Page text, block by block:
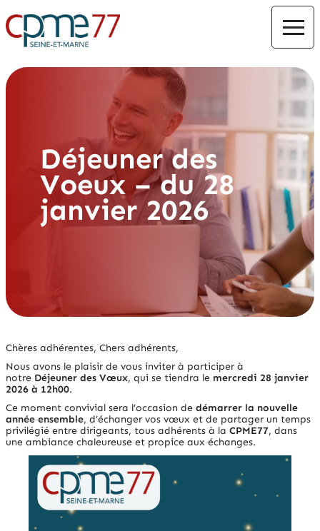
Déjeuner des
Voeux – du 28
janvier 2026
Chères adhérentes, Chers adhérents,
Nous avons le plaisir de vous inviter à participer à
notre Déjeuner des Vœux, qui se tiendra le mercredi 28 janvier
2026 à 12h00.
Ce moment convivial sera l’occasion de démarrer la nouvelle
année ensemble, d’échanger vos vœux et de partager un temps
privilégié entre dirigeants, tous adhérents à la CPME77, dans
une ambiance chaleureuse et propice aux échanges.